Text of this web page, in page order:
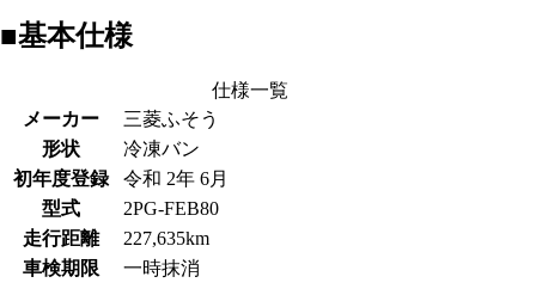
■基本仕様
仕様一覧
メーカー
三菱ふそう
形状
冷凍バン
初年度登録
令和 2年 6月
型式
2PG-FEB80
走行距離
227,635km
車検期限
一時抹消